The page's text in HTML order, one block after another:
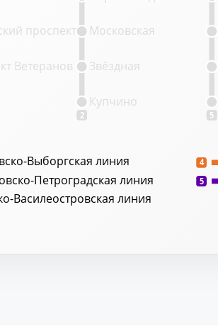
Выборгская линия
Петроградская линия
Василеостровская линия
4
5
2 5
Ветеранов
проспект
Купчино
Звёздная
Московская